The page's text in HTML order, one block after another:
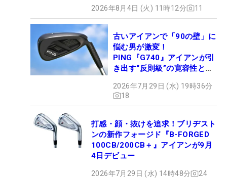
2026年8月4日 (火) 11時12分 11
古いアイアンで「90の壁」に
悩む男が激変！
PING『G740』アイアンが引
き出す“反則級”の寛容性と飛
2026年7月29日 (水) 19時36分
18
打感・顔・抜けを追求！ブリヂスト
ンの新作フォージド『B-FORGED
100CB/200CB＋』アイアンが9月
4日デビュー
2026年7月29日 (水) 14時48分 24